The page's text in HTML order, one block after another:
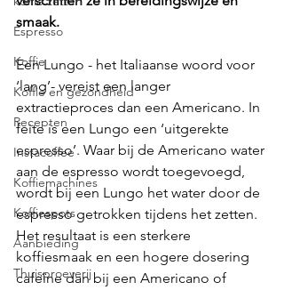
Espresso
Koffie
Koffie en gezondheid
Recepten
Instacoffee
Koffiemachines
Koffiespots
Aanbieding
Thuisproeverij
smaak.
Een Lungo - het Italiaanse woord voor
‘lang’- vereist een langer
extractieproces dan een Americano. In
feite is een Lungo een ‘uitgerekte
espresso’. Waar bij de Americano water
aan de espresso wordt toegevoegd,
wordt bij een Lungo het water door de
espresso getrokken tijdens het zetten.
Het resultaat is een sterkere
koffiesmaak en een hogere dosering
cafeïne dan bij een Americano of